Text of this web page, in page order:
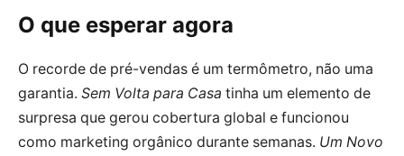
O que esperar agora
O recorde de pré-vendas é um termômetro, não uma
garantia. Sem Volta para Casa tinha um elemento de
surpresa que gerou cobertura global e funcionou
como marketing orgânico durante semanas. Um Novo